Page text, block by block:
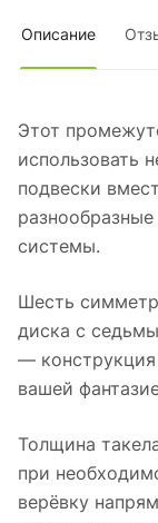
Описание
Этот
использовать
подвески
системы.
Шесть
диска c
— конструкция
вашей
Толщина
при
верёвку